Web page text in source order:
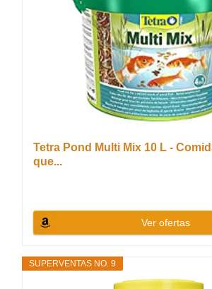
Tetra Pond Multi Mix 10 L -
que...
Ver ofertas
SUPERVENTAS NO. 9